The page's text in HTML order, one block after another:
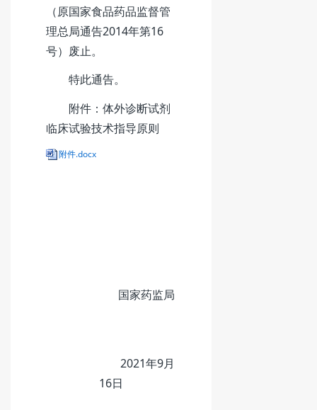
（原国家食品药品监督管
理总局通告2014年第16
号）废止。
特此通告。
附件：体外诊断试剂
临床试验技术指导原则
附件.docx
国家药监局
2021年9月
16日